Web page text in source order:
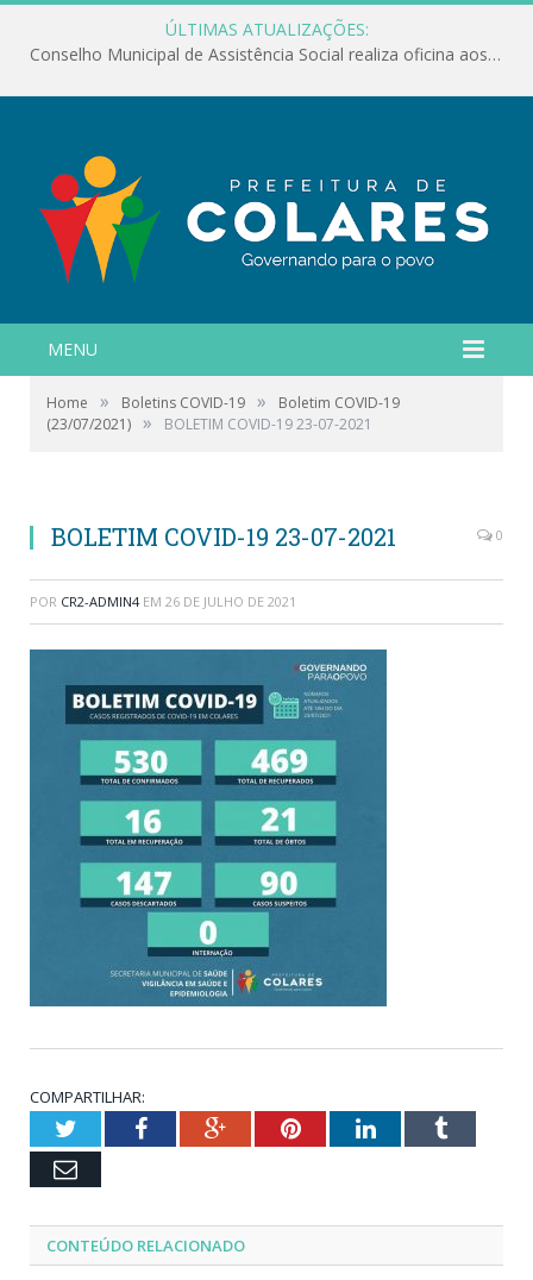
ÚLTIMAS ATUALIZAÇÕES:
Conselho Municipal de Assistência Social realiza oficina aos servidores
MENU
Home » Boletins COVID-19 »
Boletim COVID-19
(23/07/2021) » BOLETIM COVID-19 23-07-2021
BOLETIM COVID-19 23-07-2021 0
POR CR2-ADMIN4 EM 26 DE JULHO DE 2021
COMPARTILHAR:
TwitterFacebookGoogle+PinterestLinkedInTumblr
Email
CONTEÚDO RELACIONADO